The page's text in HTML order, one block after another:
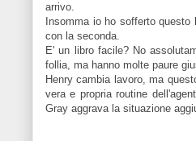
arrivo.
Insomma io ho sofferto
con la seconda.
E' un libro facile? No
follia, ma hanno molte paure
Henry cambia lavoro, ma
vera e propria routine
Gray aggrava la situazione